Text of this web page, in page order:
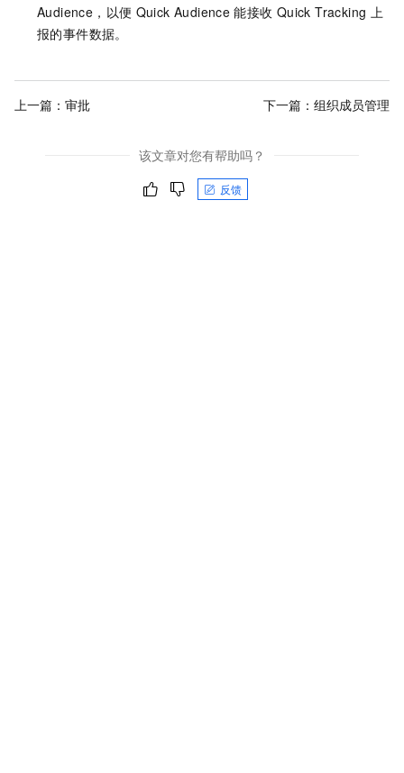
Audience，以便 Quick Audience 能接收 Quick Tracking 上
报的事件数据。
上一篇： 审批 下一篇： 组织成员管理
该文章对您有帮助吗？
反馈